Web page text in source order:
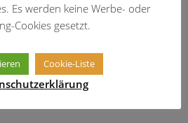
zum Schluss
Es werden keine Werbe- oder
Cookies gesetzt.
Cookie-Liste